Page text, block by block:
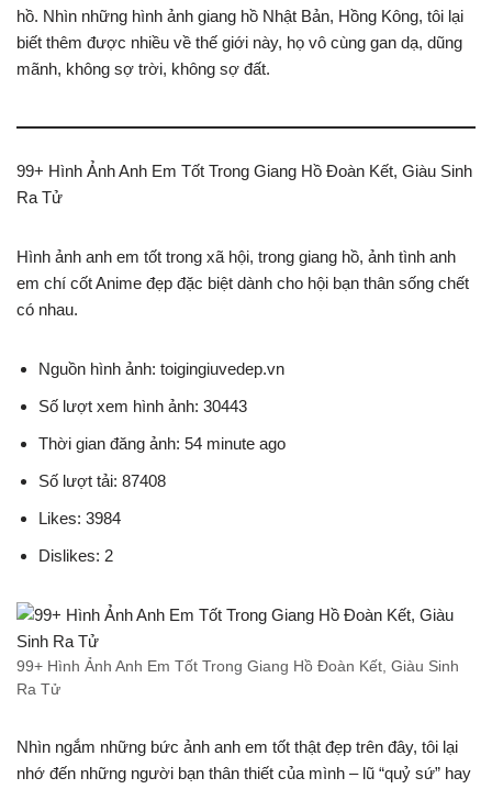
hồ. Nhìn những hình ảnh giang hồ Nhật Bản, Hồng Kông, tôi lại
biết thêm được nhiều về thế giới này, họ vô cùng gan dạ, dũng
mãnh, không sợ trời, không sợ đất.
99+ Hình Ảnh Anh Em Tốt Trong Giang Hồ Đoàn Kết, Giàu Sinh
Ra Tử
Hình ảnh anh em tốt trong xã hội, trong giang hồ, ảnh tình anh
em chí cốt Anime đẹp đặc biệt dành cho hội bạn thân sống chết
có nhau.
Nguồn hình ảnh: toigingiuvedep.vn
Số lượt xem hình ảnh: 30443
Thời gian đăng ảnh: 54 minute ago
Số lượt tải: 87408
Likes: 3984
Dislikes: 2
99+ Hình Ảnh Anh Em Tốt Trong Giang Hồ Đoàn Kết, Giàu Sinh
Ra Tử
Nhìn ngắm những bức ảnh anh em tốt thật đẹp trên đây, tôi lại
nhớ đến những người bạn thân thiết của mình – lũ “quỷ sứ” hay